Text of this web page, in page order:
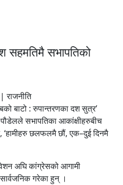
सहमतिमै सभापतिको
बाटो : रुपान्तरणका दश सुत्र’
सभापतिका आकांक्षीहरुबीच
छलफलमै छौं, एक–दुई दिनमै
अघि कांग्रेसको आगामी
गरेका हुन् ।